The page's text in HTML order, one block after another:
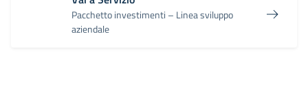
Pacchetto investimenti – Linea sviluppo
aziendale